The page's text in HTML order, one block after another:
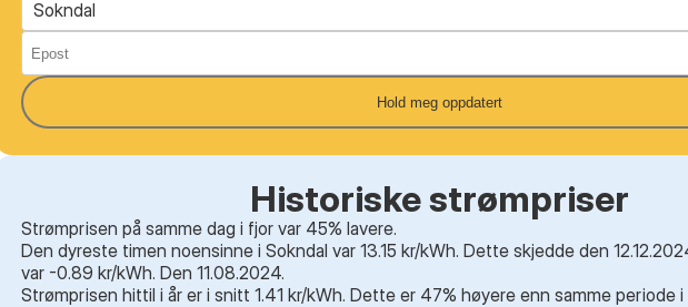
Sokndal
Hold meg oppdatert
Historiske strømpriser
Strømprisen på samme dag i fjor var 45% lavere.
Den dyreste timen noensinne i Sokndal var 13.15 kr/kWh. Dette skjedde den
var -0.89 kr/kWh. Den 11.08.2024.
Strømprisen hittil i år er i snitt 1.41 kr/kWh. Dette er 47% høyere enn samme periode i